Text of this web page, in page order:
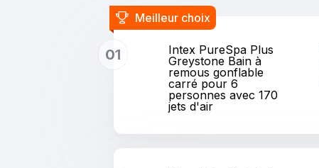
Meilleur choix
01
Intex PureSpa Plus
Greystone Bain à
remous gonflable
carré pour 6
personnes avec 170
jets d'air